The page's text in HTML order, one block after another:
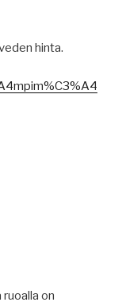
hinta.
on